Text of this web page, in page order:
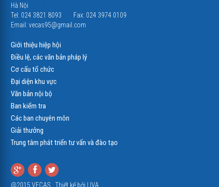
Hà Nội
Tel: 024 3821 8093
Fax: 024 3974 0109
Email:vecas95@gmail.com
Giới thiệu hiệp hội
Điều lệ, các văn bản pháp lý
Cơ cấu tổ chức
Đại diện khu vực
Văn bản nội bộ
Ban kiểm tra
Các ban chuyên môn
Giải thưởng
Trung tâm phát triển tư vấn và đào tạo
@2015 VECAS . Thiết kế bởi LIVA